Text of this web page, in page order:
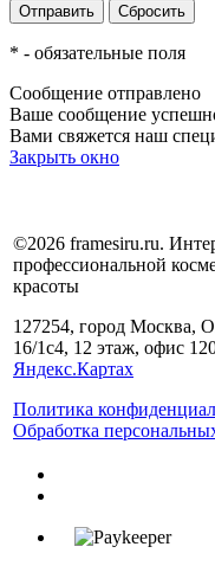
* - обязательные поля
Сообщение отправлено
Ваше сообщение
Вами свяжется наш
Закрыть окно
©2026 framesiru.ru.
профессиональной
красоты
127254, город Москва,
16/1с4, 12 этаж, офис
Яндекс.Картах
Политика
Обработка